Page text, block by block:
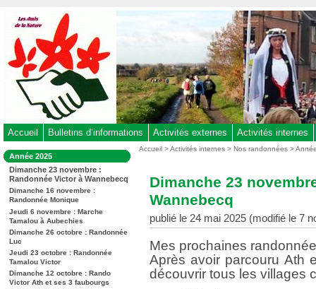
au
contenu
-
Aller
au
menu
-
à
la
recherche
Accueil Bulletins d’informations Activités externes Activités internes
Dans
la
rubrique
:
Année 2025
Dimanche 23 novembre :
Randonnée Victor à Wannebecq
Dimanche 16 novembre :
Randonnée Monique
Jeudi 6 novembre : Marche
Tamalou à Aubechies
Dimanche 26 octobre : Randonnée
Luc
Jeudi 23 octobre : Randonnée
Tamalou Victor
Dimanche 12 octobre : Rando
Victor Ath et ses 3 faubourgs
Vous
Accueil >Activités internes >Nos randonnées>
Dimanche 23
Wannebecq
publié le 24 mai 2025 (modifié le 7
Mes prochaines
Après avoir parcouru Ath
découvrir tous les villages